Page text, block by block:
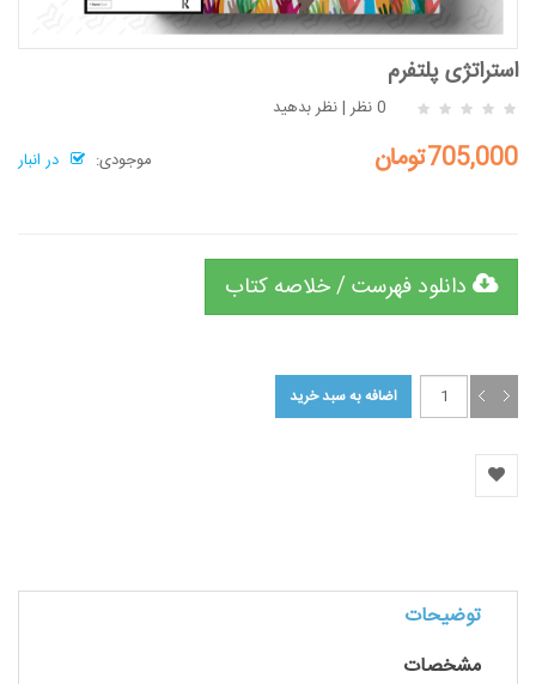
استراتژی پلتفرم
0 نظر |نظر بدهید
موجودی:
در انبار 705,000تومان
دانلود فهرست / خلاصه کتاب
توضیحات
مشخصات